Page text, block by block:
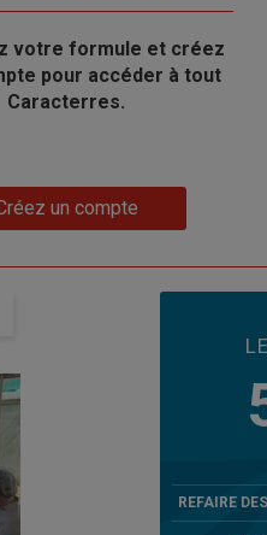
votre formule et créez
pour accéder à tout
Caracterres.
un compte
REFAIRE